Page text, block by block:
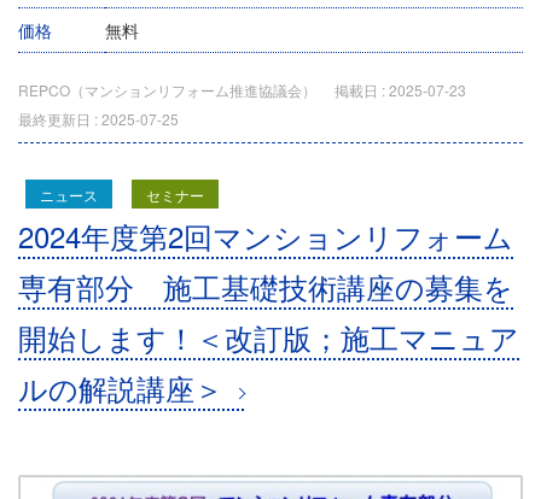
価格
無料
REPCO（マンションリフォーム推進協議会） 掲載日 :2025-07-23
最終更新日 :2025-07-25
2024年度第2回マンションリフォーム
専有部分 施工基礎技術講座の募集を
開始します！＜改訂版；施工マニュア
ルの解説講座＞
ニュース セミナー